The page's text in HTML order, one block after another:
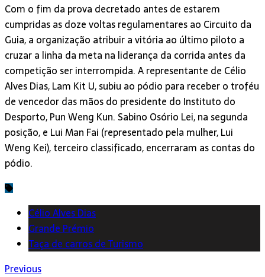
Com o fim da prova decretado antes de estarem
cumpridas as doze voltas regulamentares ao Circuito da
Guia, a organização atribuir a vitória ao último piloto a
cruzar a linha da meta na liderança da corrida antes da
competição ser interrompida. A representante de Célio
Alves Dias, Lam Kit U, subiu ao pódio para receber o troféu
de vencedor das mãos do presidente do Instituto do
Desporto, Pun Weng Kun. Sabino Osório Lei, na segunda
posição, e Lui Man Fai (representado pela mulher, Lui
Weng Kei), terceiro classificado, encerraram as contas do
pódio.
Célio Alves Dias
Grande Prémio
Taça de carros de Turismo
Previous